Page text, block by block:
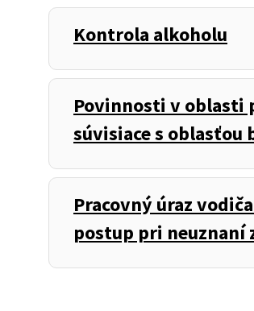
Kontrola alkoholu
Povinnosti v oblasti
súvisiace s oblasťou
Pracovný úraz
postup pri neuznaní